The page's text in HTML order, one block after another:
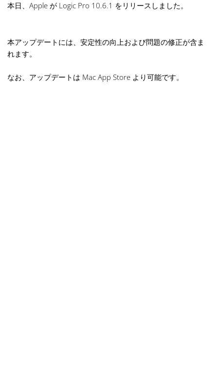
本日、Apple が Logic Pro 10.6.1 をリリースしました。
本アップデートには、安定性の向上および問題の修正が含ま
れます。
なお、アップデートは Mac App Store より可能です。